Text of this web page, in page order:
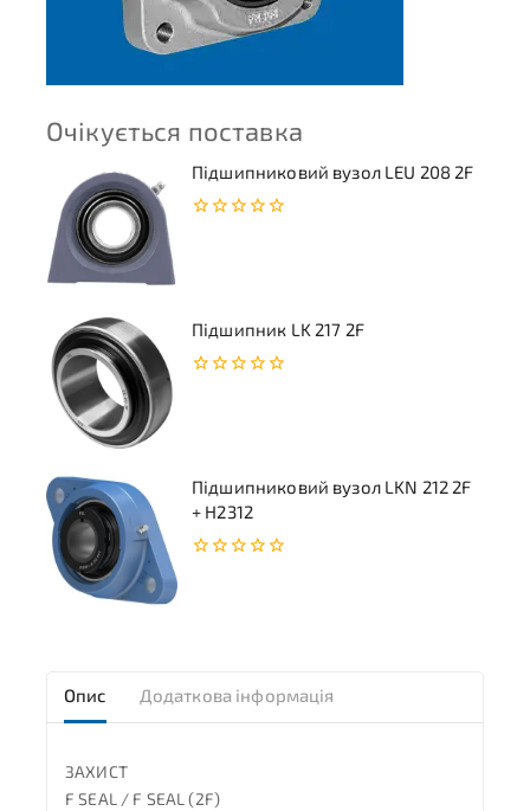
Очікується поставка
Підшипниковий вузол LEU 208 2F
Підшипник LK 217 2F
Підшипниковий вузол LKN 212 2F
+ H2312
Опис Додаткова інформація
ЗАХИСТ
F SEAL / F SEAL (2F)